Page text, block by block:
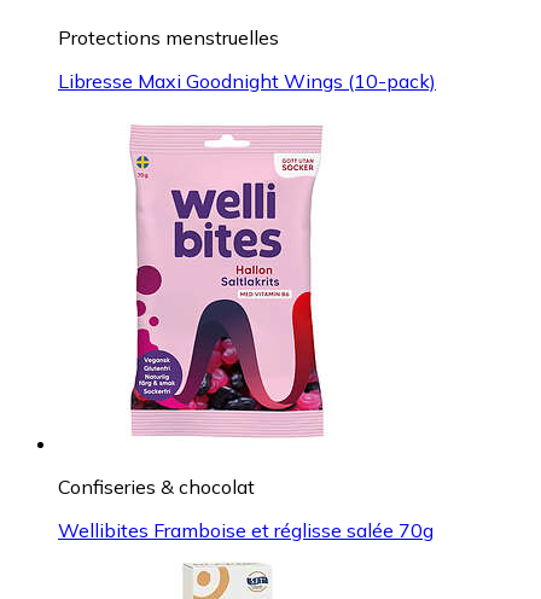
Protections menstruelles
Libresse Maxi Goodnight Wings (10-pack)
Confiseries & chocolat
Wellibites Framboise et réglisse salée 70g